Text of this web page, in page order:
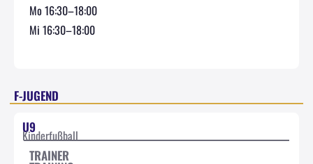
Mo 16:30–18:00
Mi 16:30–18:00
F-JUGEND
U9
Kinderfußball
TRAINER